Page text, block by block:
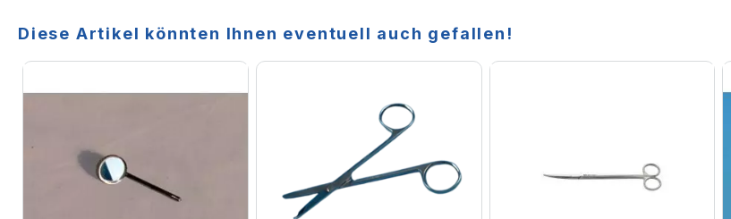
Diese Artikel könnten Ihnen eventuell auch gefallen!